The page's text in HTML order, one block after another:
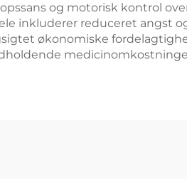
og motorisk kontrol
inkluderer reduceret angst
økonomiske